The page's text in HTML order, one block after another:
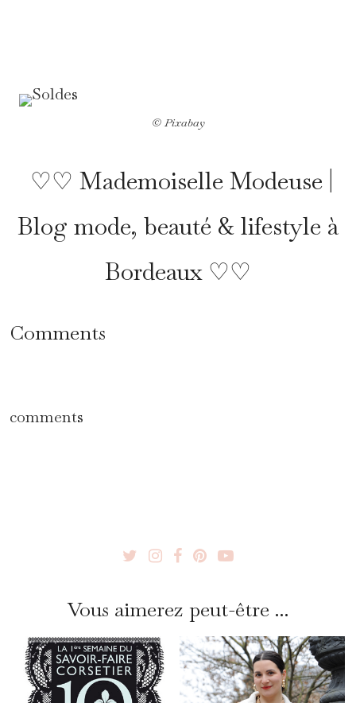
© Pixabay
♡♡ Mademoiselle Modeuse |
Blog mode, beauté & lifestyle à
Bordeaux ♡♡
Comments
comments
Vous aimerez peut-être ...